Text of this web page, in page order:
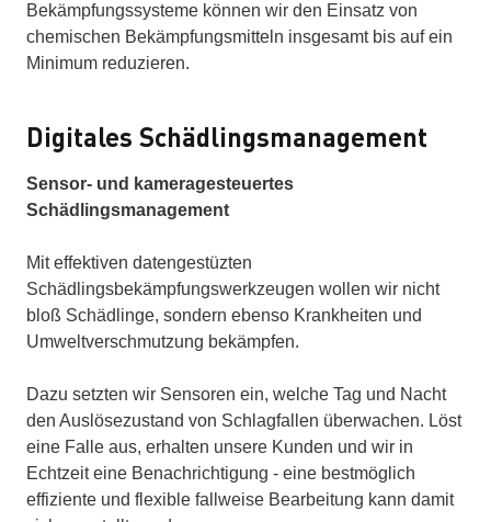
Bekämpfungssysteme können wir den Einsatz von
chemischen Bekämpfungsmitteln insgesamt bis auf ein
Minimum reduzieren.
Digitales Schädlingsmanagement
Sensor- und kameragesteuertes
Schädlingsmanagement
Mit effektiven datengestüzten
Schädlingsbekämpfungswerkzeugen wollen wir nicht
bloß Schädlinge, sondern ebenso Krankheiten und
Umweltverschmutzung bekämpfen.
Dazu setzten wir Sensoren ein, welche Tag und Nacht
den Auslösezustand von Schlagfallen überwachen. Löst
eine Falle aus, erhalten unsere Kunden und wir in
Echtzeit eine Benachrichtigung - eine bestmöglich
effiziente und flexible fallweise Bearbeitung kann damit